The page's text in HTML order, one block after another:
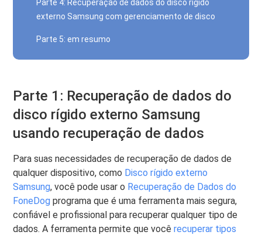
Parte 4: Recuperação de dados do disco rígido
externo Samsung com gerenciamento de disco
Parte 5: em resumo
Parte 1: Recuperação de dados do
disco rígido externo Samsung
usando recuperação de dados
Para suas necessidades de recuperação de dados de
qualquer dispositivo, como Disco rígido externo
Samsung, você pode usar o Recuperação de Dados do
FoneDog programa que é uma ferramenta mais segura,
confiável e profissional para recuperar qualquer tipo de
dados. A ferramenta permite que vocêrecuperar tipos